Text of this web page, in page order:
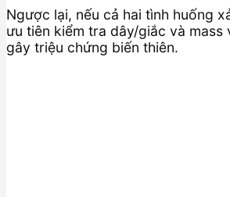
Ngược lại, nếu cả hai tình huống
ưu tiên kiểm tra dây/giắc và mass
gây triệu chứng biến thiên.